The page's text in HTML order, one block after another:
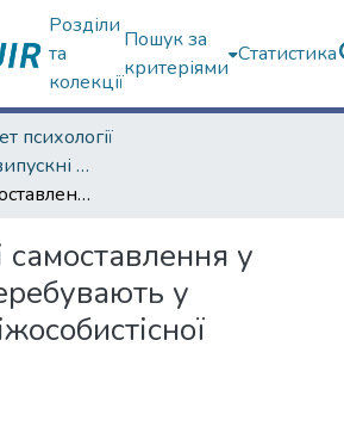
Розділи
та
колекції
Пошук за
критеріями
Статистика
психології
Кваліфікаційні випускні роботи магістрів. Факультет психології
Особливості самоставлення у жінок, які перебувають у стосунках міжособистісної залежності
самоставлення у
у